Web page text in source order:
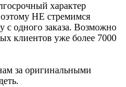
характер
НЕ стремимся
с одного заказа. Возможно
клиентов уже более 7000
за оригинальными